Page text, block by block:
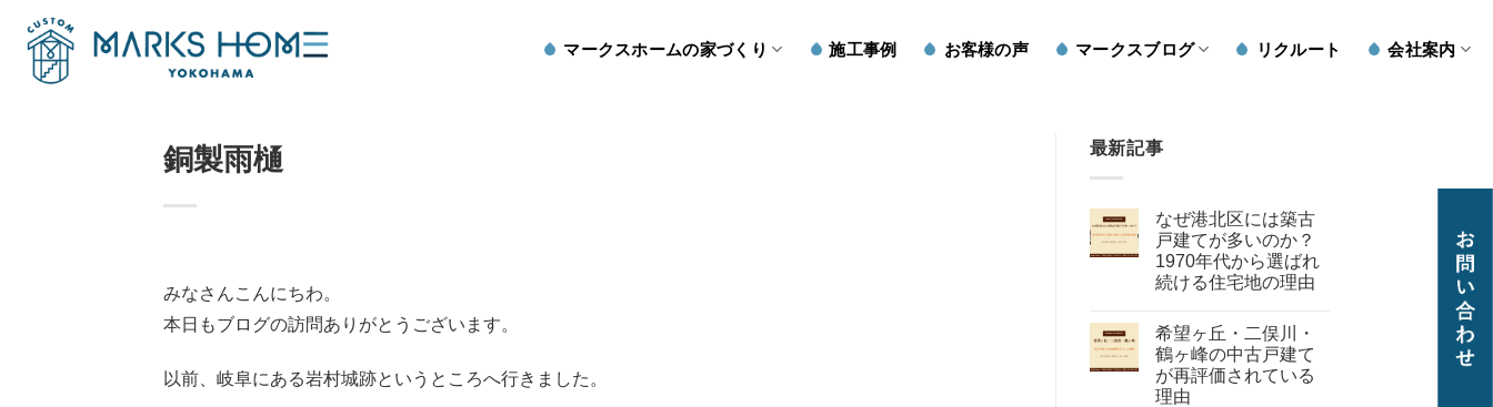
content
マークスホームの家づくり 施工事例 お客様の声 マークスブログ リクルート 会社案内
銅製雨樋
みなさんこんにちわ。
本日もブログの訪問ありがとうございます。
以前、岐阜にある岩村城跡というところへ行きました。
最新記事
なぜ港北区には築古
戸建てが多いのか？
1970年代から選ばれ
続ける住宅地の理由
希望ヶ丘・二俣川・
鶴ヶ峰の中古戸建て
が再評価されている
理由